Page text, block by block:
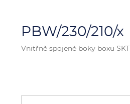
PBW/230/210/x
Vnitřně spojené boky boxu SKT